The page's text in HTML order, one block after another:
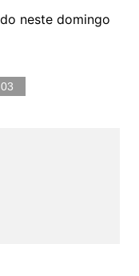
neste domingo